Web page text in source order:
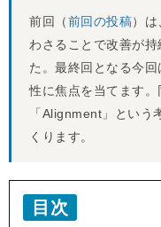
前回（前回の投稿）
わさることで改善が
た。最終回となる今
性に焦点を当てます
「Alignment」という
くります。
目次